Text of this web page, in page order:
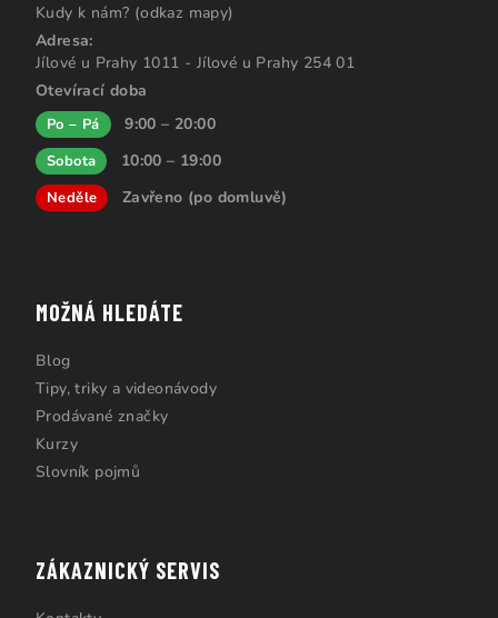
Kudy k nám? (odkaz mapy)
Adresa:
Jílové u Prahy 1011 - Jílové u Prahy 254 01
Otevírací doba
Po – Pá 9:00 – 20:00
Sobota 10:00 – 19:00
Neděle Zavřeno (po domluvě)
MOŽNÁ HLEDÁTE
Blog
Tipy, triky a videonávody
Prodávané značky
Kurzy
Slovník pojmů
ZÁKAZNICKÝ SERVIS